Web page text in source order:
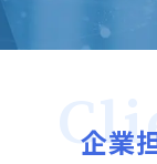
企業